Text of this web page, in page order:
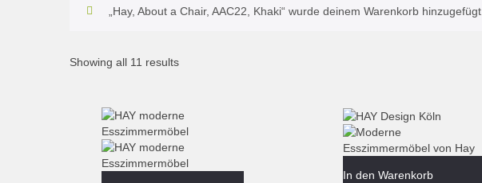
„Hay, About a Chair, AAC22, Khaki“ wurde deinem Warenkorb hinzugefügt.
Showing all 11 results
In den Warenkorb